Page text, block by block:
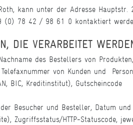
kann unter der Adresse
(0) 78 42 / 98 61 0 kontaktiert
DIE VERARBEITET
des Bestellers von
von Kunden und
BIC, Kreditinstitut), Gutscheincode
Besucher und Besteller, Datum
Zugriffsstatus/HTTP-Statuscode,